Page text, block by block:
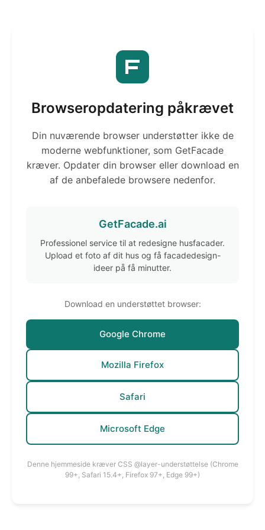
Browseropdatering påkrævet
Din nuværende browser understøtter ikke de
moderne webfunktioner, som GetFacade
kræver. Opdater din browser eller download en
af de anbefalede browsere nedenfor.
GetFacade.ai
Professionel service til at redesigne husfacader.
Upload et foto af dit hus og få facadedesign-
ideer på få minutter.
Download en understøttet browser:
Google Chrome
Mozilla Firefox
Safari
Microsoft Edge
Denne hjemmeside kræver CSS @layer-understøttelse (Chrome
99+, Safari 15.4+, Firefox 97+, Edge 99+)